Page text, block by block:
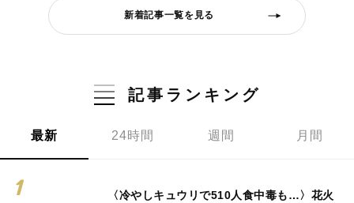
新着記事一覧を見る
記事ランキング
最新 24時間 週間 月間
〈冷やしキュウリで510人食中毒も…〉花火